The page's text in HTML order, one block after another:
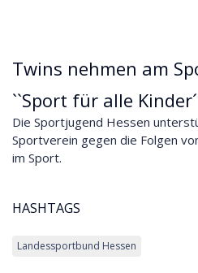
Twins nehmen am
``Sport für alle
Die Sportjugend Hessen
Sportverein gegen die Folgen
im Sport.
HASHTAGS
Landessportbund Hessen